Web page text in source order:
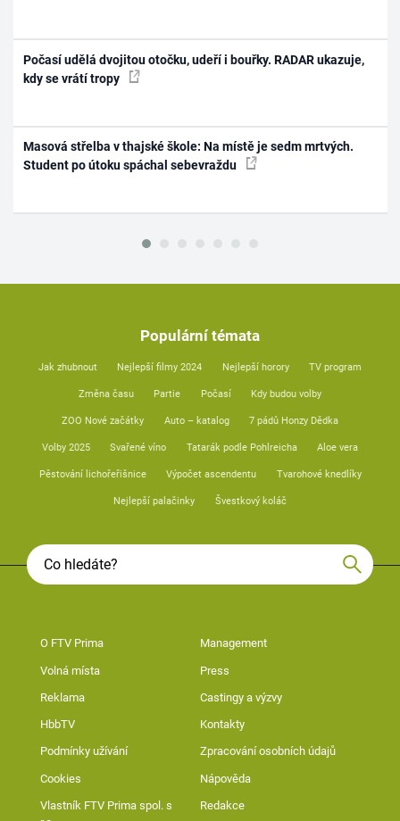
Počasí udělá dvojitou otočku, udeří i bouřky. RADAR ukazuje,
kdy se vrátí tropy
Masová střelba v thajské škole: Na místě je sedm mrtvých.
Student po útoku spáchal sebevraždu
Populární témata
Jak zhubnout Nejlepší filmy 2024 Nejlepší horory TV program
Změna času Partie Počasí Kdy budou volby
ZOO Nové začátky Auto – katalog 7 pádů Honzy Dědka
Volby 2025 Svařené víno Tatarák podle Pohlreicha Aloe vera
Pěstování lichořeřišnice Výpočet ascendentu Tvarohové knedlíky
Nejlepší palačinky Švestkový koláč
O FTV Prima Management
Volná místa Press
Reklama Castingy a výzvy
HbbTV Kontakty
Podmínky užívání Zpracování osobních údajů
Cookies Nápověda
Vlastník FTV Prima spol. s
Redakce